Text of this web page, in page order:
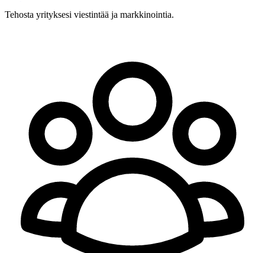
Tehosta yrityksesi viestintää ja markkinointia.